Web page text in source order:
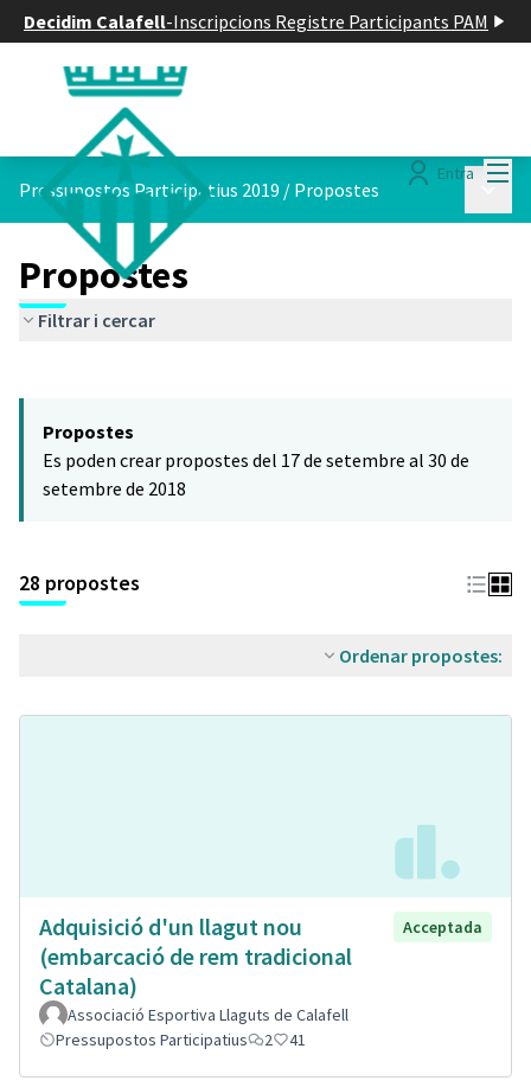
Decidim Calafell-Inscripcions Registre Participants PAM
Entra
Pressupostos Participatius 2019 / Propostes
Propostes
Filtrar i cercar
−
Propostes
Es poden crear propostes del 17 de setembre al 30 de
setembre de 2018
28 propostes
Ordenar propostes:
Adquisició d'un llagut nou
(embarcació de rem tradicional
Catalana)
Acceptada
Associació Esportiva Llaguts de Calafell
Pressupostos Participatius
2 41